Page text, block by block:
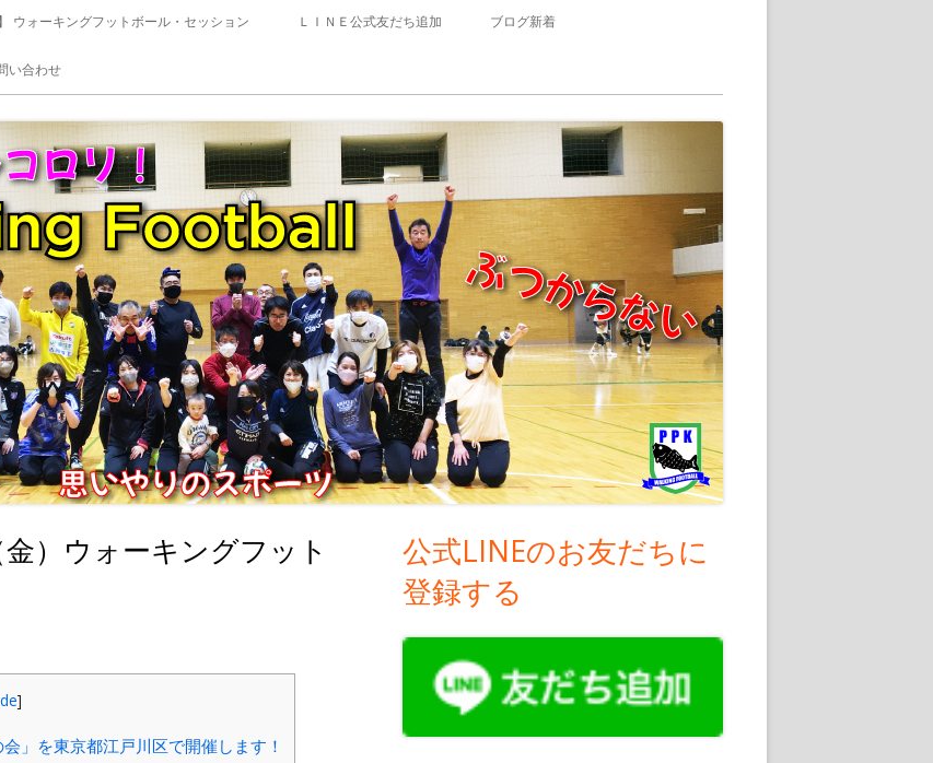
ウォーキングフットボール・セッション ＬＩＮＥ公式友だち追加 ブログ新着
い合わせ
金）ウォーキングフット
（金）ウォーキングフットボールの会 への
]
」を東京都江戸川区で開催します！
メ
イ
ン
イ
公式LINEのお友だちに
登録する